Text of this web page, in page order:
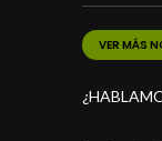
VER MÁS